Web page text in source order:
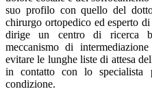
suo profilo con quello del
chirurgo ortopedico ed esperto
dirige un centro di ricerca
meccanismo di
evitare le lunghe liste di attesa
in contatto con lo specialista
condizione.